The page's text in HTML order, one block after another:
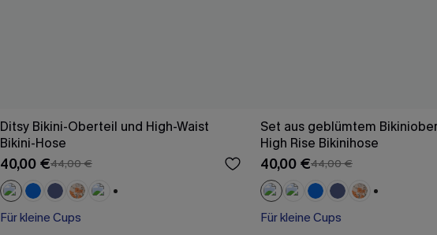
Ditsy Bikini-Oberteil und High-Waist
Bikini-Hose
40,00 €44,00 €
Für kleine Cups
Set aus geblümtem
High Rise Bikinihose
40,00 €44,00 €
Für kleine Cups